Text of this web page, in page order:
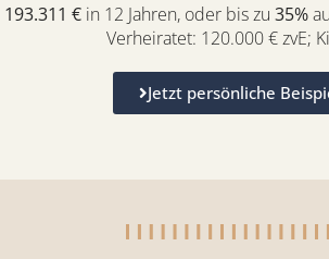
193.311 €in 12 Jahren, oder bis zu 35%
Verheiratet: 120.000 € zvE;
Jetzt persönliche